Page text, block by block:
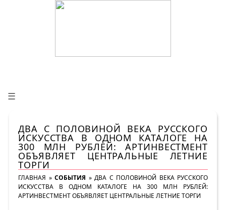
☰
ДВА С ПОЛОВИНОЙ ВЕКА РУССКОГО
ИСКУССТВА В ОДНОМ КАТАЛОГЕ НА
300 МЛН РУБЛЕЙ: АРТИНВЕСТМЕНТ
ОБЪЯВЛЯЕТ ЦЕНТРАЛЬНЫЕ ЛЕТНИЕ
ТОРГИ
ГЛАВНАЯ » СОБЫТИЯ » ДВА С ПОЛОВИНОЙ ВЕКА РУССКОГО
ИСКУССТВА В ОДНОМ КАТАЛОГЕ НА 300 МЛН РУБЛЕЙ:
АРТИНВЕСТМЕНТ ОБЪЯВЛЯЕТ ЦЕНТРАЛЬНЫЕ ЛЕТНИЕ ТОРГИ